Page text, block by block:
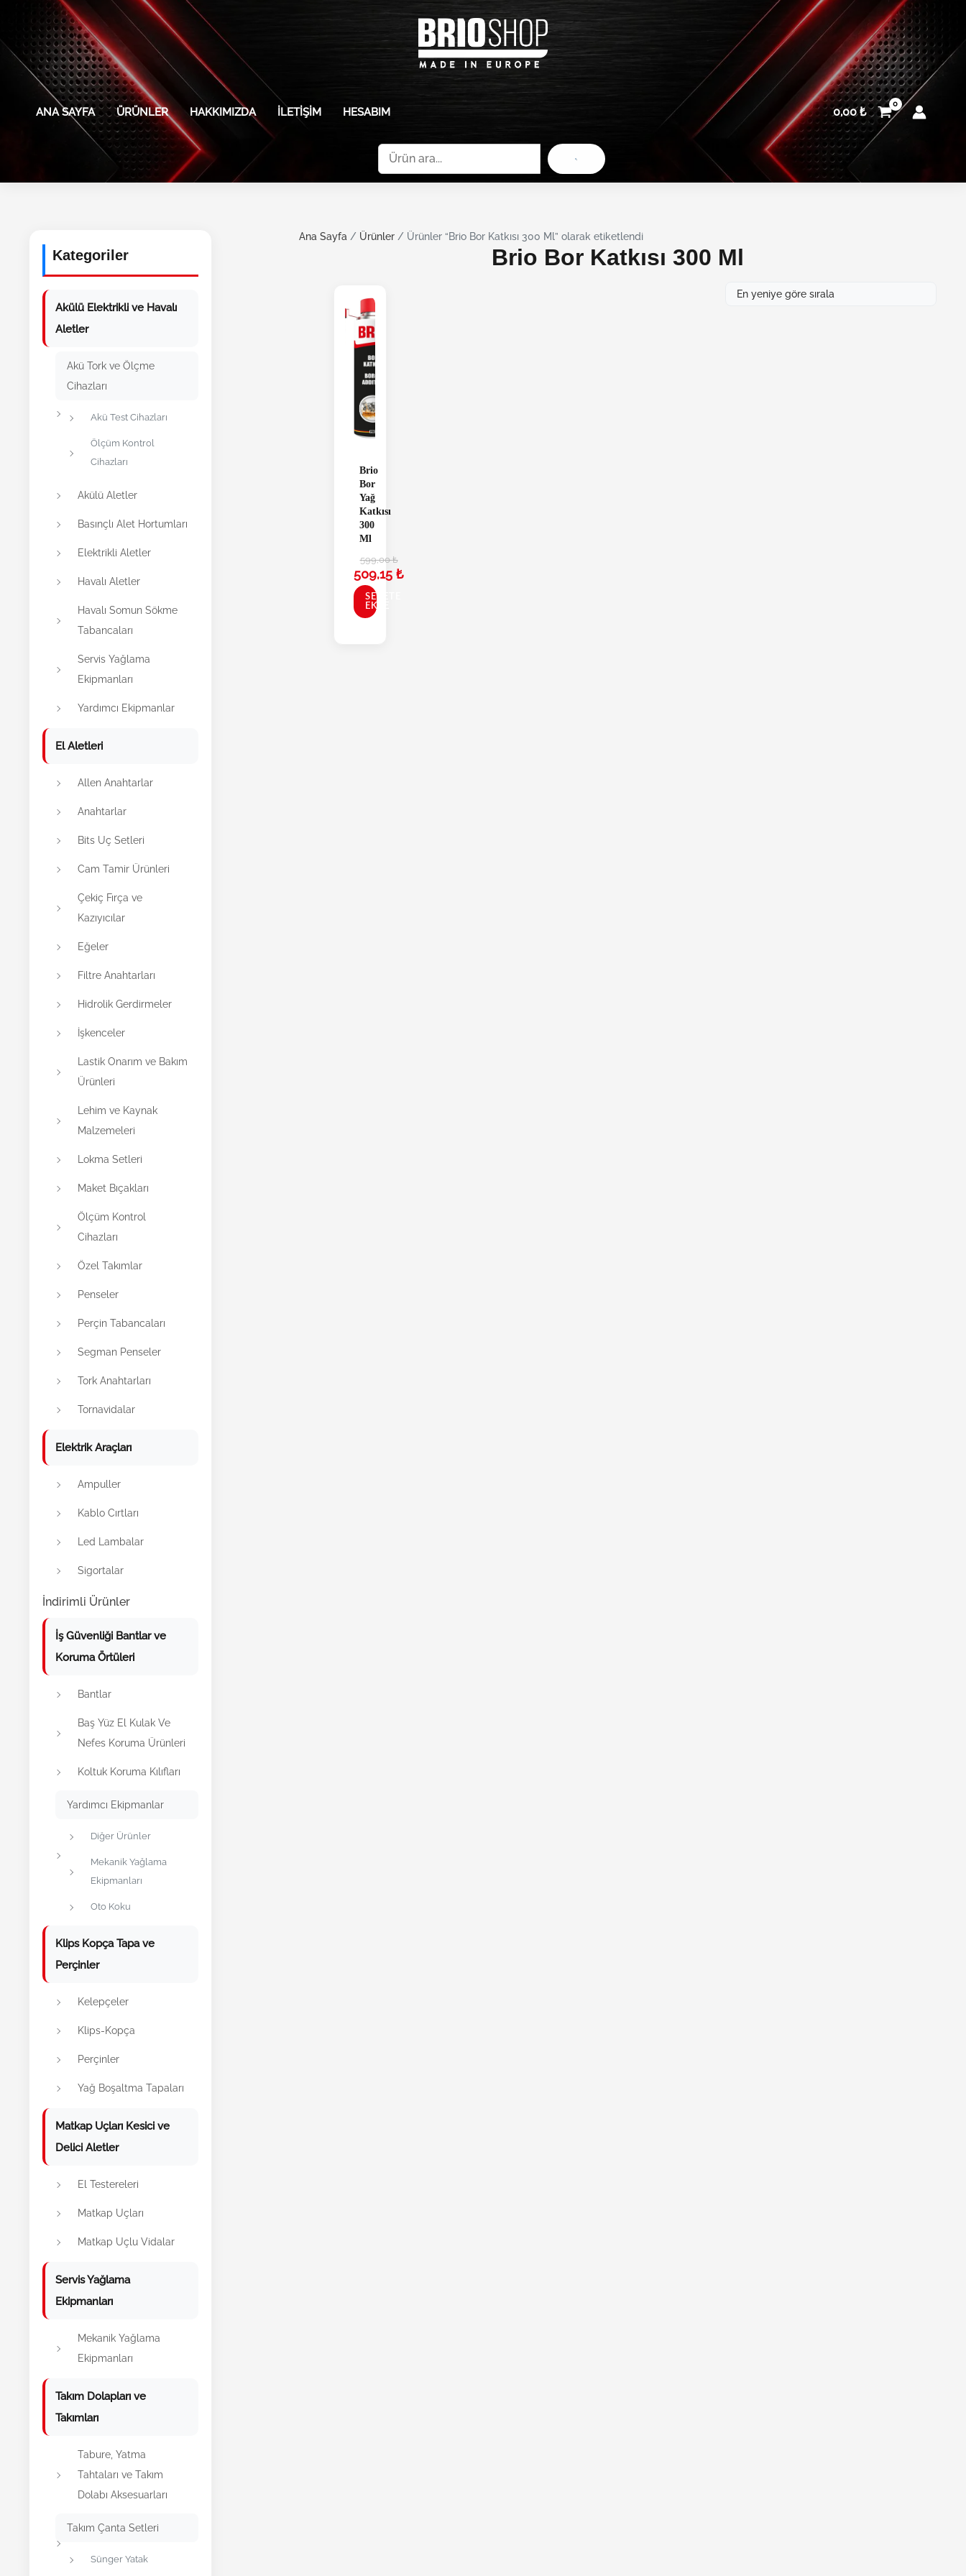
İçeriğe atla
ANA SAYFA ÜRÜNLER HAKKIMIZDA İLETIŞIM HESABIM 0,00₺
Ara
Kategoriler
Akülü Elektrikli ve Havalı
Aletler
Akü Tork ve Ölçme
Cihazları
Akü Test Cihazları
Ölçüm Kontrol
Cihazları
Akülü Aletler
Basınçlı Alet Hortumları
Elektrikli Aletler
Havalı Aletler
Havalı Somun Sökme
Tabancaları
Servis Yağlama
Ekipmanları
Yardımcı Ekipmanlar
El Aletleri
Allen Anahtarlar
Anahtarlar
Bits Uç Setleri
Cam Tamir Ürünleri
Çekiç Fırça ve
Kazıyıcılar
Eğeler
Filtre Anahtarları
Hidrolik Gerdirmeler
İşkenceler
Lastik Onarım ve Bakım
Ürünleri
Lehim ve Kaynak
Malzemeleri
Lokma Setleri
Maket Bıçakları
Ölçüm Kontrol
Cihazları
Özel Takımlar
Penseler
Perçin Tabancaları
Segman Penseler
Tork Anahtarları
Tornavidalar
Elektrik Araçları
Ampuller
Kablo Cırtları
Led Lambalar
Sigortalar
İndirimli Ürünler
İş Güvenliği Bantlar ve
Koruma Örtüleri
Bantlar
Baş Yüz El Kulak Ve
Nefes Koruma Ürünleri
Koltuk Koruma Kılıfları
Yardımcı Ekipmanlar
Diğer Ürünler
Mekanik Yağlama
Ekipmanları
Oto Koku
Klips Kopça Tapa ve
Perçinler
Kelepçeler
Klips-Kopça
Perçinler
Yağ Boşaltma Tapaları
Matkap Uçları Kesici ve
Delici Aletler
El Testereleri
Matkap Uçları
Matkap Uçlu Vidalar
Servis Yağlama
Ekipmanları
Mekanik Yağlama
Ekipmanları
Takım Dolapları ve
Takımları
Tabure, Yatma
Tahtaları ve Takım
Dolabı Aksesuarları
Takım Çanta Setleri
Sünger Yatak
Ana Sayfa / Ürünler / Ürünler “Brio Bor Katkısı 300 Ml” olarak etiketlendi
Brio Bor Katkısı 300 Ml
Brio
Bor
Yağ
Katkısı
300
Ml
599,00₺
509,15 ₺
SEPETE
EKLE